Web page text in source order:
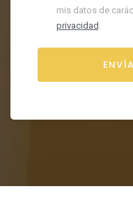
mis datos de
privacidad .